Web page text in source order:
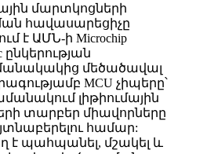
մարտկոցների
հավասարեցիչը
է ԱՄՆ-ի Microchip
ընկերության
մեծածավալ
MCU չիպերը՝
լիթիումային
տարբեր միավորները
համար:
է պահպանել, մշակել և